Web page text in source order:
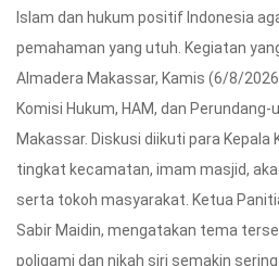
Islam dan hukum positif Indonesia
pemahaman yang utuh. Kegiatan
Almadera Makassar, Kamis (6/8/
Komisi Hukum, HAM, dan Perundang-
Makassar. Diskusi diikuti para Kepala
tingkat kecamatan, imam masjid,
serta tokoh masyarakat. Ketua
Sabir Maidin, mengatakan tema
poligami dan nikah siri semakin